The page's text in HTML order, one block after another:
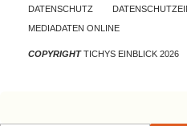
DATENSCHUTZ
MEDIADATEN ONLINE
COPYRIGHTTICHYS EINBLICK 2026